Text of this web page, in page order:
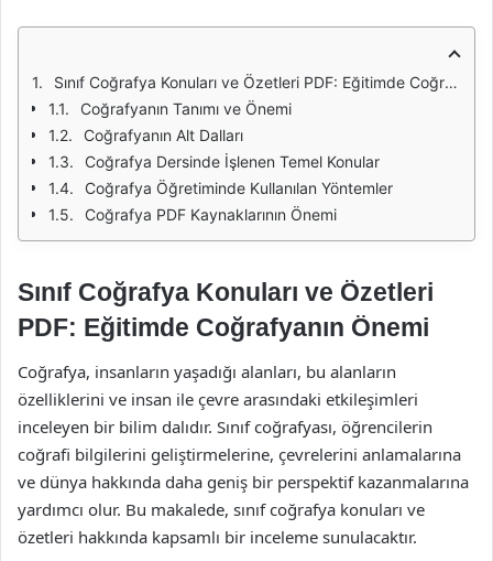
Sınıf Coğrafya Konuları ve Özetleri PDF: Eğitimde Coğrafyanın Önemi
Coğrafyanın Tanımı ve Önemi
Coğrafyanın Alt Dalları
Coğrafya Dersinde İşlenen Temel Konular
Coğrafya Öğretiminde Kullanılan Yöntemler
Coğrafya PDF Kaynaklarının Önemi
Sınıf Coğrafya Konuları ve Özetleri
PDF: Eğitimde Coğrafyanın Önemi
Coğrafya, insanların yaşadığı alanları, bu alanların
özelliklerini ve insan ile çevre arasındaki etkileşimleri
inceleyen bir bilim dalıdır. Sınıf coğrafyası, öğrencilerin
coğrafi bilgilerini geliştirmelerine, çevrelerini anlamalarına
ve dünya hakkında daha geniş bir perspektif kazanmalarına
yardımcı olur. Bu makalede, sınıf coğrafya konuları ve
özetleri hakkında kapsamlı bir inceleme sunulacaktır.